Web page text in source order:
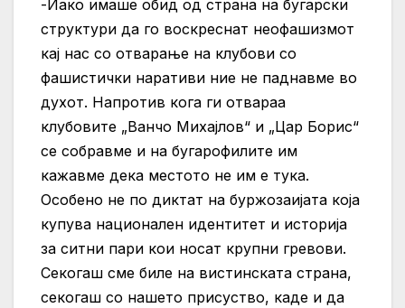
-Иако имаше обид од страна на бугарски
структури да го воскреснат неофашизмот
кај нас со отварање на клубови со
фашистички наративи ние не паднавме во
духот. Напротив кога ги отвараа
клубовите „Ванчо Михајлов“ и „Цар Борис“
се собравме и на бугарофилите им
кажавме дека местото не им е тука.
Особено не по диктат на буржозаијата која
купува национален идентитет и историја
за ситни пари кои носат крупни гревови.
Секогаш сме биле на вистинската страна,
секогаш со нашето присуство, каде и да